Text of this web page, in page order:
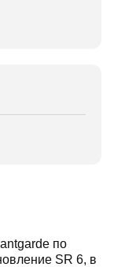
по
SR 6, в